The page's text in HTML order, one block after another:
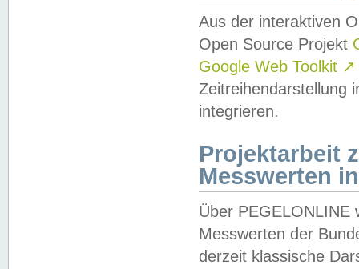
Aus der interaktiven
Open Source Projekt
Google Web Toolkit ↗
Zeitreihendarstellung
integrieren.
Projektarbeit
Messwerten
Über PEGELONLINE
Messwerten der
derzeit klassische